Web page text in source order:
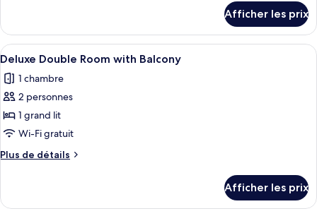
Deluxe
Triple
Room
with
Balcony
Deluxe
Triple
Room
Balcony
Afficher les prix
Afficher
toutes
les
photos
pour
ce
type
de
Deluxe
Une chambre à coucher avec un lit,
11
Deluxe Double Room with Balcony
1 chambre
2 personnes
1 grand lit
Wi-Fi gratuit
Plus de détails
Plus
Deluxe
Afficher les prix